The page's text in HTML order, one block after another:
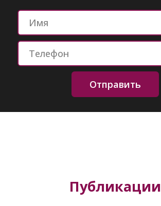
Отправить
Публикации